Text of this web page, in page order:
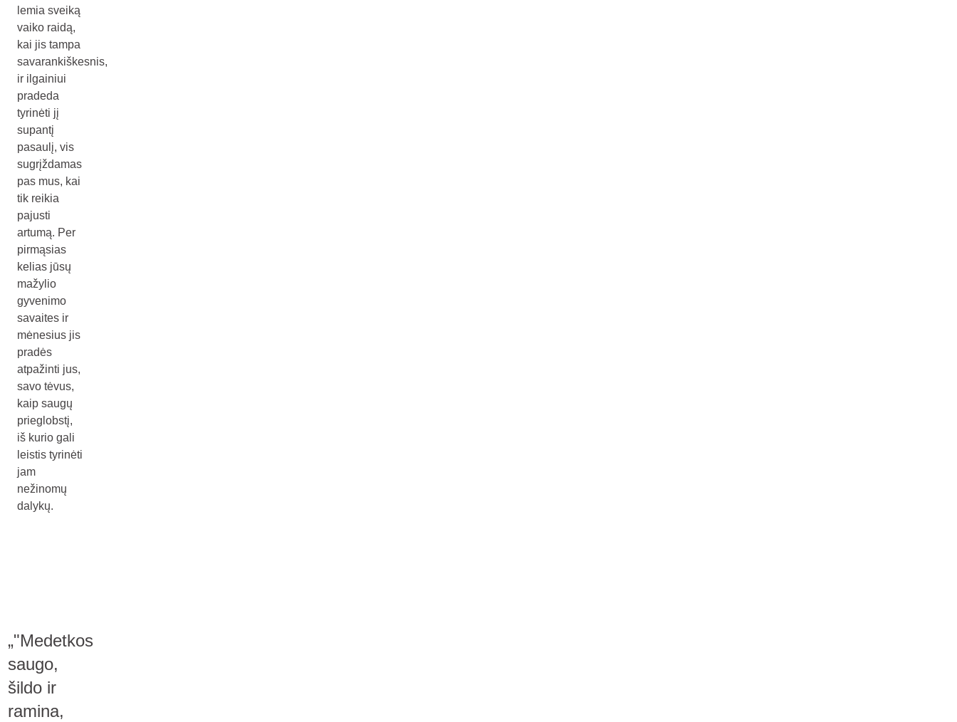
lemia sveiką
vaiko raidą,
kai jis tampa
savarankiškesnis,
ir ilgainiui
pradeda
tyrinėti jį
supantį
pasaulį, vis
sugrįždamas
pas mus, kai
tik reikia
pajusti
artumą. Per
pirmąsias
kelias jūsų
mažylio
gyvenimo
savaites ir
mėnesius jis
pradės
atpažinti jus,
savo tėvus,
kaip saugų
prieglobstį,
iš kurio gali
leistis tyrinėti
jam
nežinomų
dalykų.
„"Medetkos
saugo,
šildo ir
ramina,